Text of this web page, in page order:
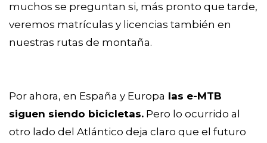
muchos se preguntan si, más pronto que tarde,
veremos matrículas y licencias también en
nuestras rutas de montaña.
Por ahora, en España y Europa las e-MTB
siguen siendo bicicletas. Pero lo ocurrido al
otro lado del Atlántico deja claro que el futuro